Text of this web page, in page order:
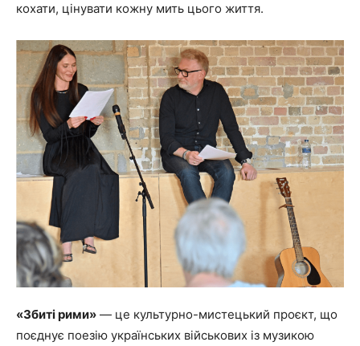
кохати, цінувати кожну мить цього життя.
«Збиті рими» — це культурно-мистецький проєкт, що
поєднує поезію українських військових із музикою